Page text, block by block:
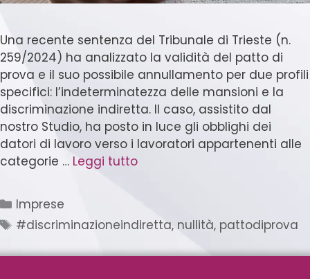
Una recente sentenza del Tribunale di Trieste (n.
259/2024) ha analizzato la validità del patto di
prova e il suo possibile annullamento per due profili
specifici: l’indeterminatezza delle mansioni e la
discriminazione indiretta. Il caso, assistito dal
nostro Studio, ha posto in luce gli obblighi dei
datori di lavoro verso i lavoratori appartenenti alle
categorie … Leggi tutto
Imprese
#discriminazioneindiretta, nullità, pattodiprova